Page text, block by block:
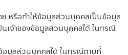
หรือทำให้ข้อมูลส่วนบุคคลเป็นข้อมูล
นเจ้าของข้อมูลส่วนบุคคลได้ ในกรณี
อมูลส่วนบุคคลได้ ในกรณีตามที่